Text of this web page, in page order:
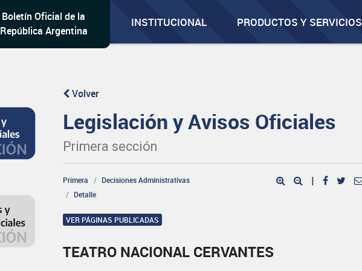
Boletín Oficial de la
República Argentina
INSTITUCIONAL PRODUCTOS Y SERVICIOS
Volver
Legislación y Avisos Oficiales
Primera sección
Primera
Decisiones Administrativas
Detalle
|
VER PÁGINAS PUBLICADAS
TEATRO NACIONAL CERVANTES